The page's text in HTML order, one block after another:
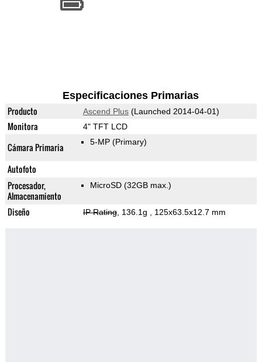
Especificaciones Primarias
Producto Ascend Plus(Launched 2014-04-01)
Monitora 4" TFT LCD
Cámara Primaria 5-MP (Primary)
Autofoto
Procesador,
Almacenamiento
MicroSD (32GB max.)
Diseño IP Rating, 136.1g , 125x63.5x12.7 mm